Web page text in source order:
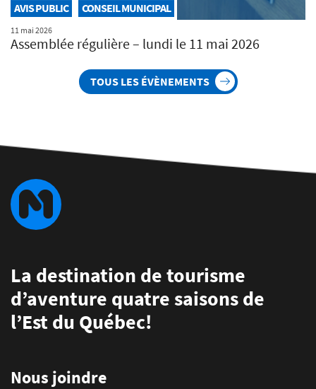
AVIS PUBLIC CONSEIL MUNICIPAL
11 mai 2026
Assemblée régulière – lundi le 11 mai 2026
TOUS LES ÉVÈNEMENTS
La destination de tourisme
d’aventure quatre saisons de
l’Est du Québec!
Nous joindre